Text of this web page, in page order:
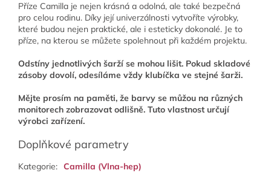
Příze Camilla je nejen krásná a odolná, ale také bezpečná
pro celou rodinu. Díky její univerzálnosti vytvoříte výrobky,
které budou nejen praktické, ale i esteticky dokonalé. Je to
příze, na kterou se můžete spolehnout při každém projektu.
Odstíny jednotlivých šarží se mohou lišit. Pokud skladové
zásoby dovolí, odesíláme vždy klubíčka ve stejné šarži.
Mějte prosím na paměti, že barvy se můžou na různých
monitorech zobrazovat odlišně. Tuto vlastnost určují
výrobci zařízení.
Doplňkové parametry
Kategorie: Camilla (Vlna-hep)